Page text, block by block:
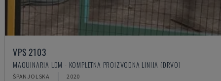
VPS 2103
MAQUINARIA LDM - KOMPLETNA PROIZVODNA LINIJA (DRVO)
ŠPANJOLSKA 2020